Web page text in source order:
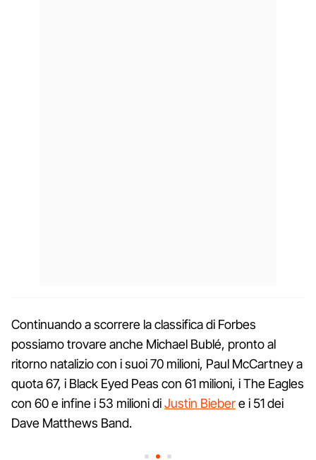
Continuando a scorrere la classifica di Forbes
possiamo trovare anche Michael Bublé, pronto al
ritorno natalizio con i suoi 70 milioni, Paul McCartney a
quota 67, i Black Eyed Peas con 61 milioni, i The Eagles
con 60 e infine i 53 milioni diJustin Biebere i 51 dei
Dave Matthews Band.